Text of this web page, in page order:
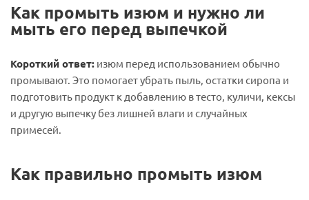
Как промыть изюм и нужно ли
мыть его перед выпечкой
Короткий ответ: изюм перед использованием обычно
промывают. Это помогает убрать пыль, остатки сиропа и
подготовить продукт к добавлению в тесто, куличи, кексы
и другую выпечку без лишней влаги и случайных
примесей.
Как правильно промыть изюм